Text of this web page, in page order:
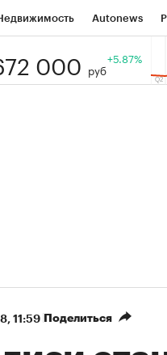
Autonews
Тренды
000 руб
+5.87%
11:59 Поделиться